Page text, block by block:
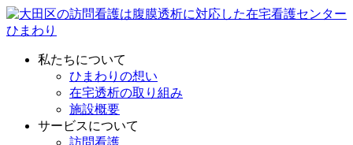
私たちについて
ひまわりの想い
在宅透析の取り組み
施設概要
サービスについて
訪問看護